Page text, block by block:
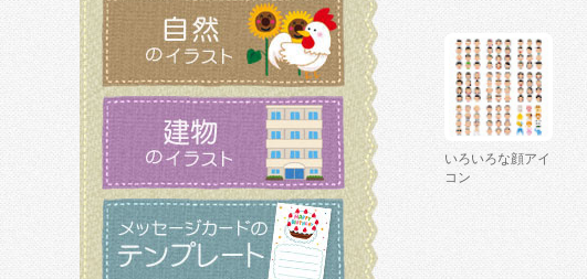
いろいろな顔アイ
コン